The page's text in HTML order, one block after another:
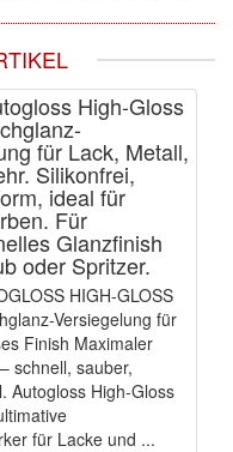
High-Gloss
für Lack, Metall,
Silikonfrei,
ideal für
Für
Glanzfinish
oder Spritzer.
HIGH-GLOSS
Versiegelung für
Finish Maximaler
schnell, sauber,
Autogloss High-Gloss
für Lacke und ...